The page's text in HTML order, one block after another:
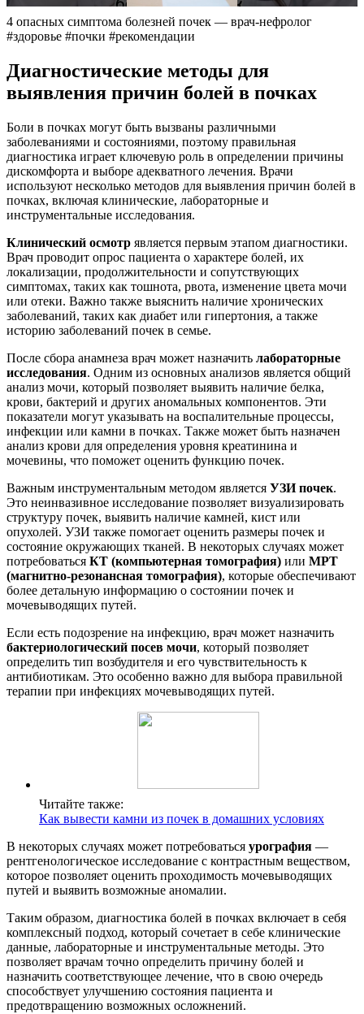
4 опасных симптома болезней почек — врач-нефролог
#здоровье #почки #рекомендации
Диагностические методы для
выявления причин болей в почках
Боли в почках могут быть вызваны различными
заболеваниями и состояниями, поэтому правильная
диагностика играет ключевую роль в определении причины
дискомфорта и выборе адекватного лечения. Врачи
используют несколько методов для выявления причин болей в
почках, включая клинические, лабораторные и
инструментальные исследования.
Клинический осмотр является первым этапом диагностики.
Врач проводит опрос пациента о характере болей, их
локализации, продолжительности и сопутствующих
симптомах, таких как тошнота, рвота, изменение цвета мочи
или отеки. Важно также выяснить наличие хронических
заболеваний, таких как диабет или гипертония, а также
историю заболеваний почек в семье.
После сбора анамнеза врач может назначить лабораторные
исследования. Одним из основных анализов является общий
анализ мочи, который позволяет выявить наличие белка,
крови, бактерий и других аномальных компонентов. Эти
показатели могут указывать на воспалительные процессы,
инфекции или камни в почках. Также может быть назначен
анализ крови для определения уровня креатинина и
мочевины, что поможет оценить функцию почек.
Важным инструментальным методом является УЗИ почек.
Это неинвазивное исследование позволяет визуализировать
структуру почек, выявить наличие камней, кист или
опухолей. УЗИ также помогает оценить размеры почек и
состояние окружающих тканей. В некоторых случаях может
потребоваться КТ (компьютерная томография) или МРТ
(магнитно-резонансная томография), которые обеспечивают
более детальную информацию о состоянии почек и
мочевыводящих путей.
Если есть подозрение на инфекцию, врач может назначить
бактериологический посев мочи, который позволяет
определить тип возбудителя и его чувствительность к
антибиотикам. Это особенно важно для выбора правильной
терапии при инфекциях мочевыводящих путей.
Читайте также:
Как вывести камни из почек в домашних условиях
В некоторых случаях может потребоваться урография —
рентгенологическое исследование с контрастным веществом,
которое позволяет оценить проходимость мочевыводящих
путей и выявить возможные аномалии.
Таким образом, диагностика болей в почках включает в себя
комплексный подход, который сочетает в себе клинические
данные, лабораторные и инструментальные методы. Это
позволяет врачам точно определить причину болей и
назначить соответствующее лечение, что в свою очередь
способствует улучшению состояния пациента и
предотвращению возможных осложнений.